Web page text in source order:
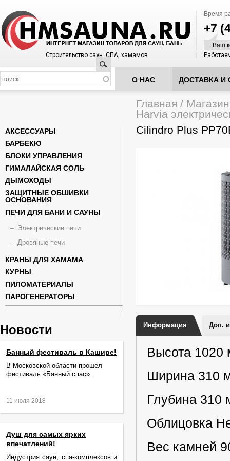
Время
+7
Ваш
Строительство саун, СПА, хамамов
Поиск
О НАС ДОСТАВКА И
Вы здесь
Главная / Магазин
Harvia
Cilindro Plus
Информация Доп.
Высота 1020
Ширина 310
Глубина 310
Облицовка
Вес камней
АКСЕССУАРЫ
БАРБЕКЮ
БЛОКИ УПРАВЛЕНИЯ
ГИМАЛАЙСКАЯ СОЛЬ
ДЫМОХОДЫ
ЗАЩИТНЫЕ ОБШИВКИ
ОСНОВАНИЯ
ПЕЧИ ДЛЯ БАНИ И САУНЫ
Электрические печи
Дровяные печи
КРАНЫ ДЛЯ ХАМАМА
КУРНЫ
ПИЛОМАТЕРИАЛЫ
ПАРОГЕНЕРАТОРЫ
Новости
Банный фестиваль в Кашире!
В Московской области прошел
фестиваль «Банный спас».
11 июля 2018
Душ для самых ярких
впечатлений!
Индустрия саун, спа-комплексов и